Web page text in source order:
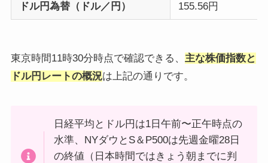
ドル円為替（ドル／円） 155.56円
東京時間11時30分時点で確認できる、 主な株価指数と
ドル円レートの概況は上記の通りです。
日経平均とドル円は1日午前〜正午時点の
水準、NYダウとS＆P500は先週金曜28日
の終値（日本時間ではきょう朝までに判